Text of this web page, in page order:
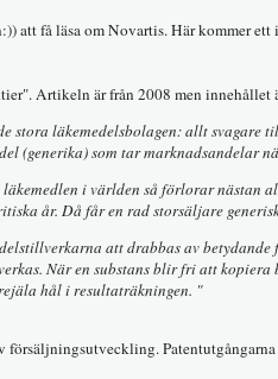
att få läsa om Novartis. Här kommer
Artikeln är från 2008 men innehållet
stora läkemedelsbolagen: allt svagare
(generika) som tar marknadsandelar
i världen så förlorar nästan
år. Då får en rad storsäljare
att drabbas av
När en substans blir fri att
hål i resultaträkningen. "
försäljningsutveckling.